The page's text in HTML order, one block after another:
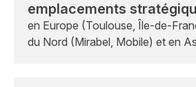
emplacements
en Europe (Toulouse, Île-de-
du Nord (Mirabel, Mobile) et en